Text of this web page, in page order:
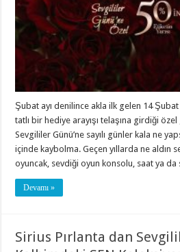
Şubat ayı denilince akla ilk gelen 14
tatlı bir hediye arayışı telaşına girdiği
Sevgililer Günü’ne sayılı günler kala ne
içinde kaybolma. Geçen yıllarda ne aldın
oyuncak, sevdiği oyun konsolu, saat ya da
Devamı »
Sirius Pırlanta dan